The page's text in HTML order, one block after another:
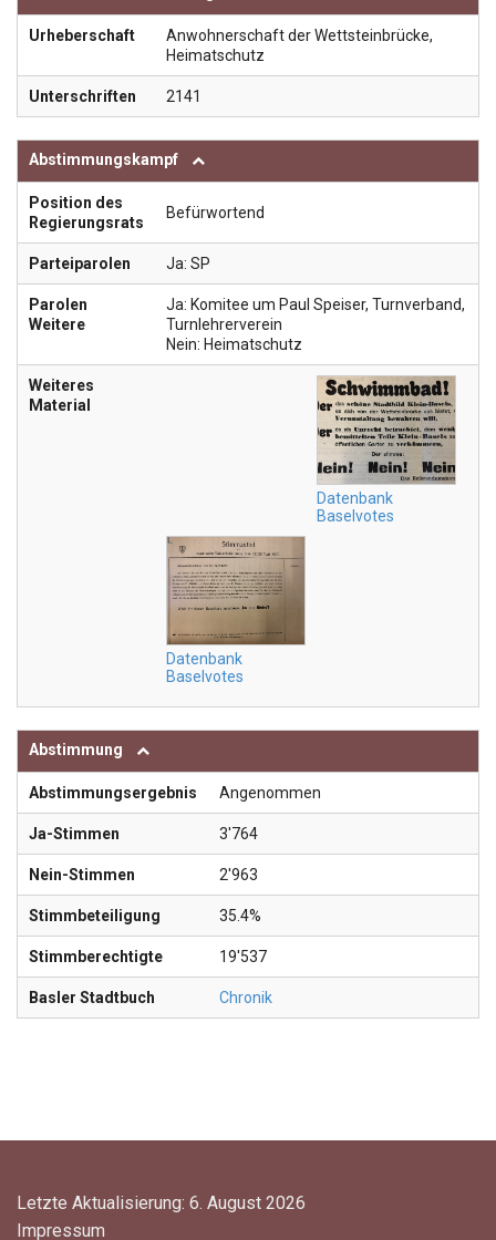
Urheberschaft
Anwohnerschaft der Wettsteinbrücke,
Heimatschutz
Unterschriften 2141
Abstimmungskampf
Position des
Regierungsrats
Befürwortend
Parteiparolen Ja: SP
Parolen
Weitere
Ja: Komitee um Paul Speiser, Turnverband,
Turnlehrerverein
Nein: Heimatschutz
Weiteres
Material
Datenbank
Baselvotes
Datenbank
Baselvotes
Abstimmung
Abstimmungsergebnis Angenommen
Ja-Stimmen 3'764
Nein-Stimmen 2'963
Stimmbeteiligung 35.4%
Stimmberechtigte 19'537
Basler Stadtbuch Chronik
Letzte Aktualisierung: 6. August 2026
Impressum